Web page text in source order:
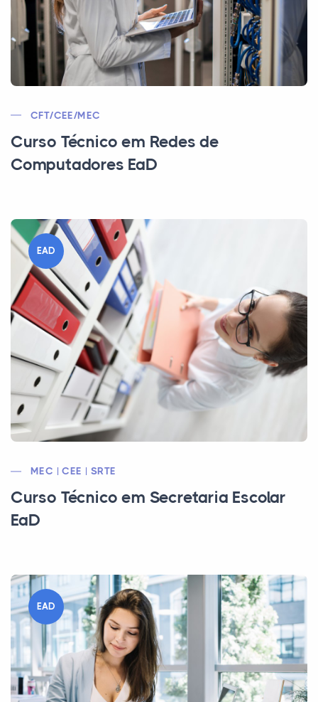
CFT/CEE/MEC
Curso Técnico em Redes de
Computadores EaD
EAD
MEC | CEE | SRTE
Curso Técnico em Secretaria Escolar
EaD
EAD